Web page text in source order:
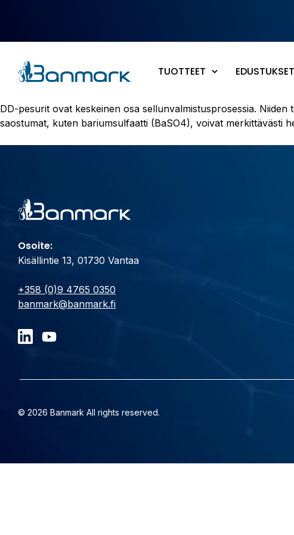
TUOTTEET EDUSTUKSET
DD-pesurit ovat keskeinen osa sellunvalmistusprosessia.
saostumat, kuten bariumsulfaatti (BaSO4), voivat merkittävästi
Osoite:
Kisällintie 13, 01730 Vantaa
+358 (0)9 4765 0350
banmark@banmark.fi
© 2026 Banmark All rights reserved.